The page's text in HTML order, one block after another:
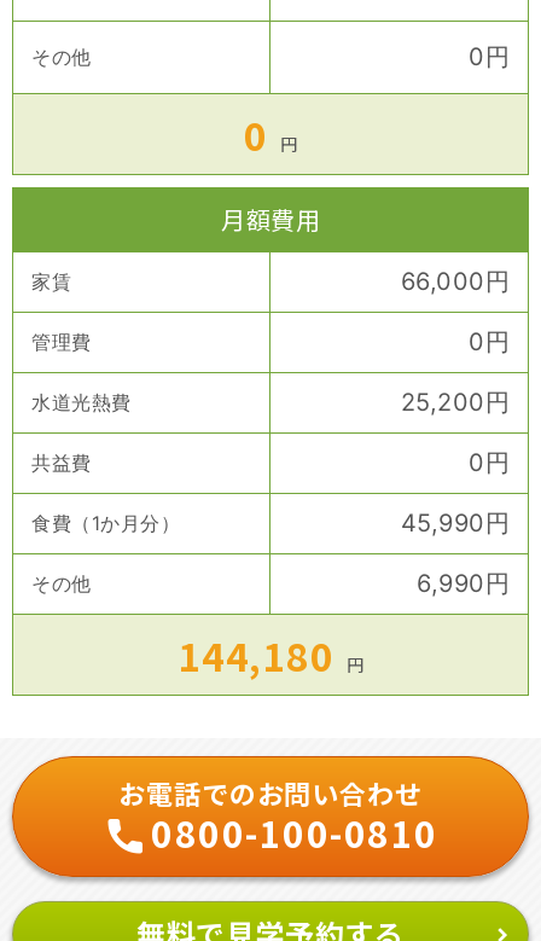
その他 0円
0 円
月額費用
家賃 66,000円
管理費 0円
水道光熱費 25,200円
共益費 0円
食費（1か月分） 45,990円
その他 6,990円
144,180 円
お電話でのお問い合わせ
0800-100-0810